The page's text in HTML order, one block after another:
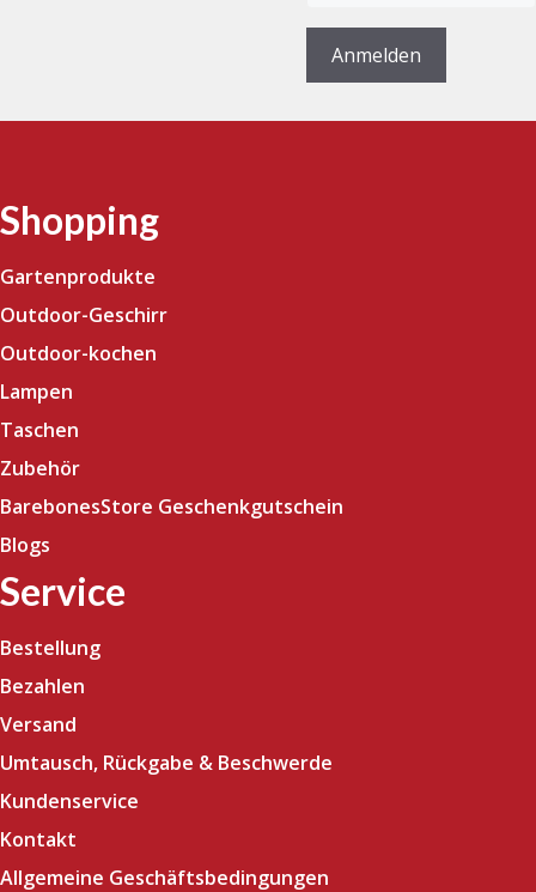
Anmelden
Shopping
Gartenprodukte
Outdoor-Geschirr
Outdoor-kochen
Lampen
Taschen
Zubehör
BarebonesStore Geschenkgutschein
Blogs
Service
Bestellung
Bezahlen
Versand
Umtausch, Rückgabe & Beschwerde
Kundenservice
Kontakt
Allgemeine Geschäftsbedingungen